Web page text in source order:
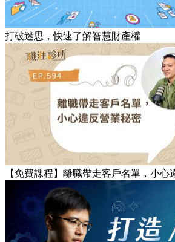
打破迷思，快速了解智慧財產權
【免費課程】離職帶走客戶名單，小心